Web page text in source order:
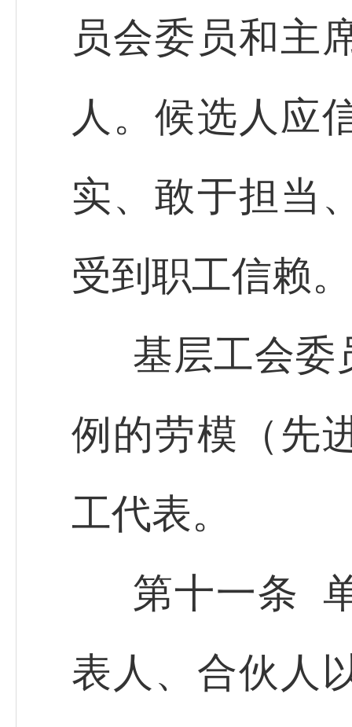
员会委员和主
人。候选人应
实、敢于担当
受到职工信赖。
基层工会委
例的劳模（先
工代表。
第十一条
表人、合伙人